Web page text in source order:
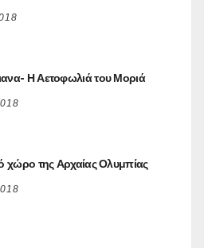
Η Αετοφωλιά του Μοριά
χώρο της Αρχαίας Ολυμπίας